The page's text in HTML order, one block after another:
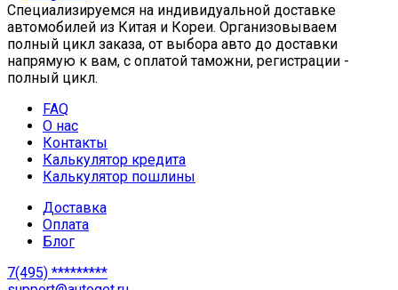
Специализируемся на индивидуальной доставке
автомобилей из Китая и Кореи. Организовываем
полный цикл заказа, от выбора авто до доставки
напрямую к вам, с оплатой таможни, регистрации -
полный цикл.
FAQ
О нас
Контакты
Калькулятор кредита
Калькулятор пошлины
Доставка
Оплата
Блог
7(495) *********